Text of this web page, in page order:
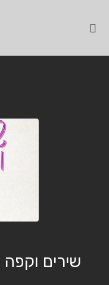
שירים וקפה